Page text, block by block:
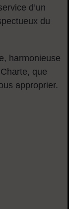
d’un
du
harmonieuse
que
approprier.